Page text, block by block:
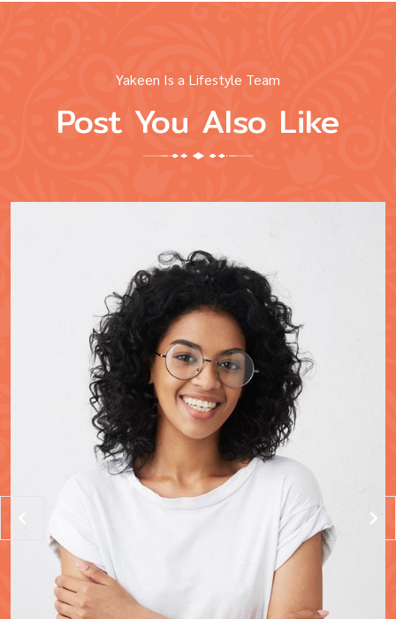
Yakeen Is a Lifestyle Team
Post You Also Like